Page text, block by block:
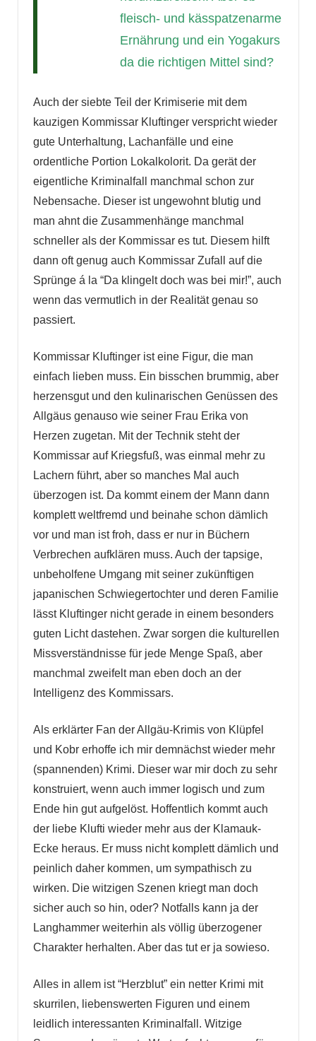
fleisch- und kässpatzenarme
Ernährung und ein Yogakurs
da die richtigen Mittel sind?
Auch der siebte Teil der Krimiserie mit dem
kauzigen Kommissar Kluftinger verspricht wieder
gute Unterhaltung, Lachanfälle und eine
ordentliche Portion Lokalkolorit. Da gerät der
eigentliche Kriminalfall manchmal schon zur
Nebensache. Dieser ist ungewohnt blutig und
man ahnt die Zusammenhänge manchmal
schneller als der Kommissar es tut. Diesem hilft
dann oft genug auch Kommissar Zufall auf die
Sprünge á la “Da klingelt doch was bei mir!”, auch
wenn das vermutlich in der Realität genau so
passiert.
Kommissar Kluftinger ist eine Figur, die man
einfach lieben muss. Ein bisschen brummig, aber
herzensgut und den kulinarischen Genüssen des
Allgäus genauso wie seiner Frau Erika von
Herzen zugetan. Mit der Technik steht der
Kommissar auf Kriegsfuß, was einmal mehr zu
Lachern führt, aber so manches Mal auch
überzogen ist. Da kommt einem der Mann dann
komplett weltfremd und beinahe schon dämlich
vor und man ist froh, dass er nur in Büchern
Verbrechen aufklären muss. Auch der tapsige,
unbeholfene Umgang mit seiner zukünftigen
japanischen Schwiegertochter und deren Familie
lässt Kluftinger nicht gerade in einem besonders
guten Licht dastehen. Zwar sorgen die kulturellen
Missverständnisse für jede Menge Spaß, aber
manchmal zweifelt man eben doch an der
Intelligenz des Kommissars.
Als erklärter Fan der Allgäu-Krimis von Klüpfel
und Kobr erhoffe ich mir demnächst wieder mehr
(spannenden) Krimi. Dieser war mir doch zu sehr
konstruiert, wenn auch immer logisch und zum
Ende hin gut aufgelöst. Hoffentlich kommt auch
der liebe Klufti wieder mehr aus der Klamauk-
Ecke heraus. Er muss nicht komplett dämlich und
peinlich daher kommen, um sympathisch zu
wirken. Die witzigen Szenen kriegt man doch
sicher auch so hin, oder? Notfalls kann ja der
Langhammer weiterhin als völlig überzogener
Charakter herhalten. Aber das tut er ja sowieso.
Alles in allem ist “Herzblut” ein netter Krimi mit
skurrilen, liebenswerten Figuren und einem
leidlich interessanten Kriminalfall. Witzige